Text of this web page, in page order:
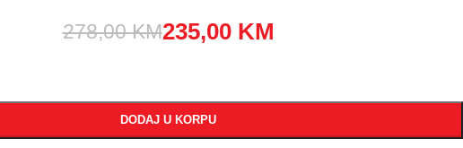
278,00KM235,00 KM
DODAJ U KORPU